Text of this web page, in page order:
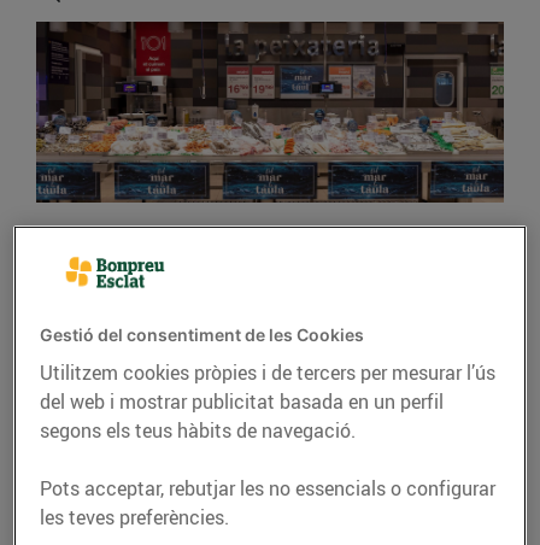
Nou supermercat Esclat
a Manlleu
25/de febrer/2020
L’establiment té una superfície de vendes
2.205 m², 163 places d’aparcament i ha
d’euros
Gestió del consentiment de les Cookies
Utilitzem cookies pròpies i de tercers per mesurar l’ús
del web i mostrar publicitat basada en un perfil
segons els teus hàbits de navegació.
Pots acceptar, rebutjar les no essencials o configurar
les teves preferències.